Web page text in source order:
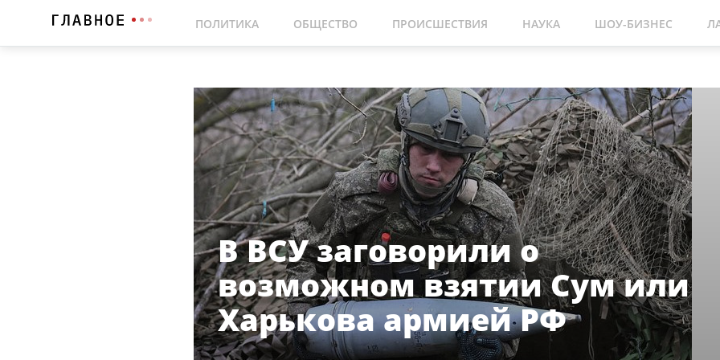
ПОЛИТИКА ОБЩЕСТВО ПРОИСШЕСТВИЯ НАУКА ШОУ-БИЗНЕС
В ВСУ заговорили о
возможном взятии Сум или
Харькова армией РФ